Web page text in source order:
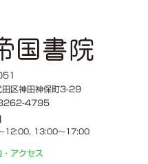
田区神田神保町3-29
4795
12:00, 13:00～17:00
アクセス